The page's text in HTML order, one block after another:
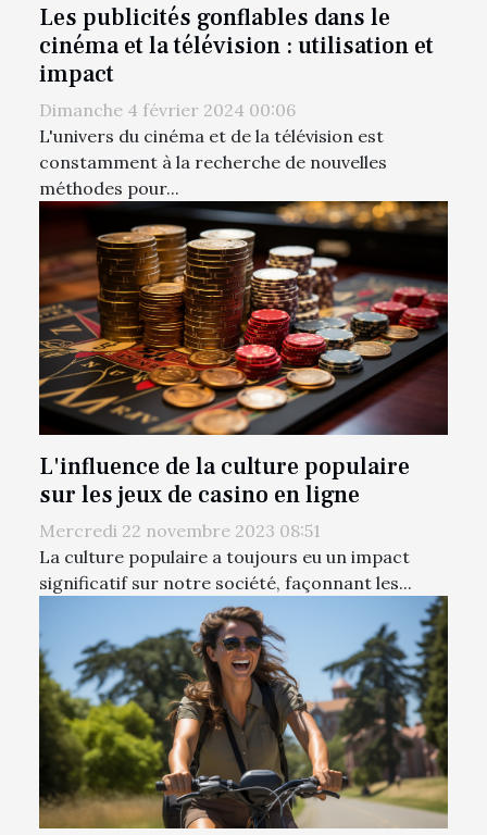
Les publicités gonflables dans le
cinéma et la télévision : utilisation et
impact
Dimanche 4 février 2024 00:06
L'univers du cinéma et de la télévision est
constamment à la recherche de nouvelles
méthodes pour...
L'influence de la culture populaire
sur les jeux de casino en ligne
Mercredi 22 novembre 2023 08:51
La culture populaire a toujours eu un impact
significatif sur notre société, façonnant les...